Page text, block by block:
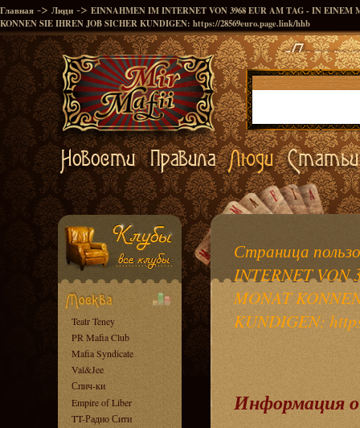
Главная -> Люди -> EINNAHMEN IM INTERNET VON 3968 EUR AM TAG - IN EINEM
KONNEN SIE IHREN JOB SICHER KUNDIGEN: https://28569euro.page.link/hhb
Teatr Teney
PR Mafia Club
Mafia Syndicate
Val&Jee
Спич-ки
Empire of Liber
TT-Радио Сити
Страница
INTERNET VON
MONAT
KUNDIGEN:
Информация о